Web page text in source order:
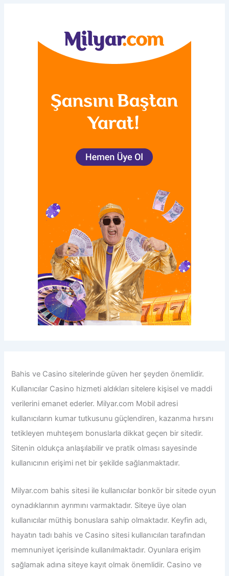
Bahis ve Casino sitelerinde güven her şeyden önemlidir.
Kullanıcılar Casino hizmeti aldıkları sitelere kişisel ve maddi
verilerini emanet ederler. Milyar.com Mobil adresi
kullanıcıların kumar tutkusunu güçlendiren, kazanma hırsını
tetikleyen muhteşem bonuslarla dikkat geçen bir sitedir.
Sitenin oldukça anlaşılabilir ve pratik olması sayesinde
kullanıcının erişimi net bir şekilde sağlanmaktadır.
Milyar.com bahis sitesi ile kullanıcılar bonkör bir sitede oyun
oynadıklarının ayrımını varmaktadır. Siteye üye olan
kullanıcılar müthiş bonuslara sahip olmaktadır. Keyfin adı,
hayatın tadı bahis ve Casino sitesi kullanıcıları tarafından
memnuniyet içerisinde kullanılmaktadır. Oyunlara erişim
sağlamak adına siteye kayıt olmak önemlidir. Casino ve